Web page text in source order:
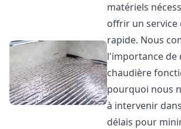
matériels
offrir un service
rapide. Nous
l'importance de
chaudière
pourquoi nous
à intervenir
délais pour